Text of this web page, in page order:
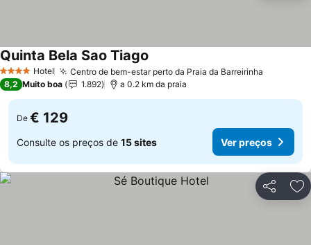
4 EstrelasHotel Centro de bem-estar perto da Praia da Barreirinha
Quinta Bela Sao Tiago
8,2 Muito boa 1.892 a 0.2 km da praia
De € 129
Consulte os preços de 15 sites Ver preços
Partilhar